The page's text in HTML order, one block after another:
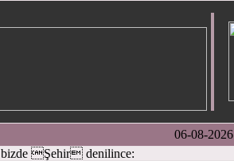
06-08-2026
bizde Şehir denilince: